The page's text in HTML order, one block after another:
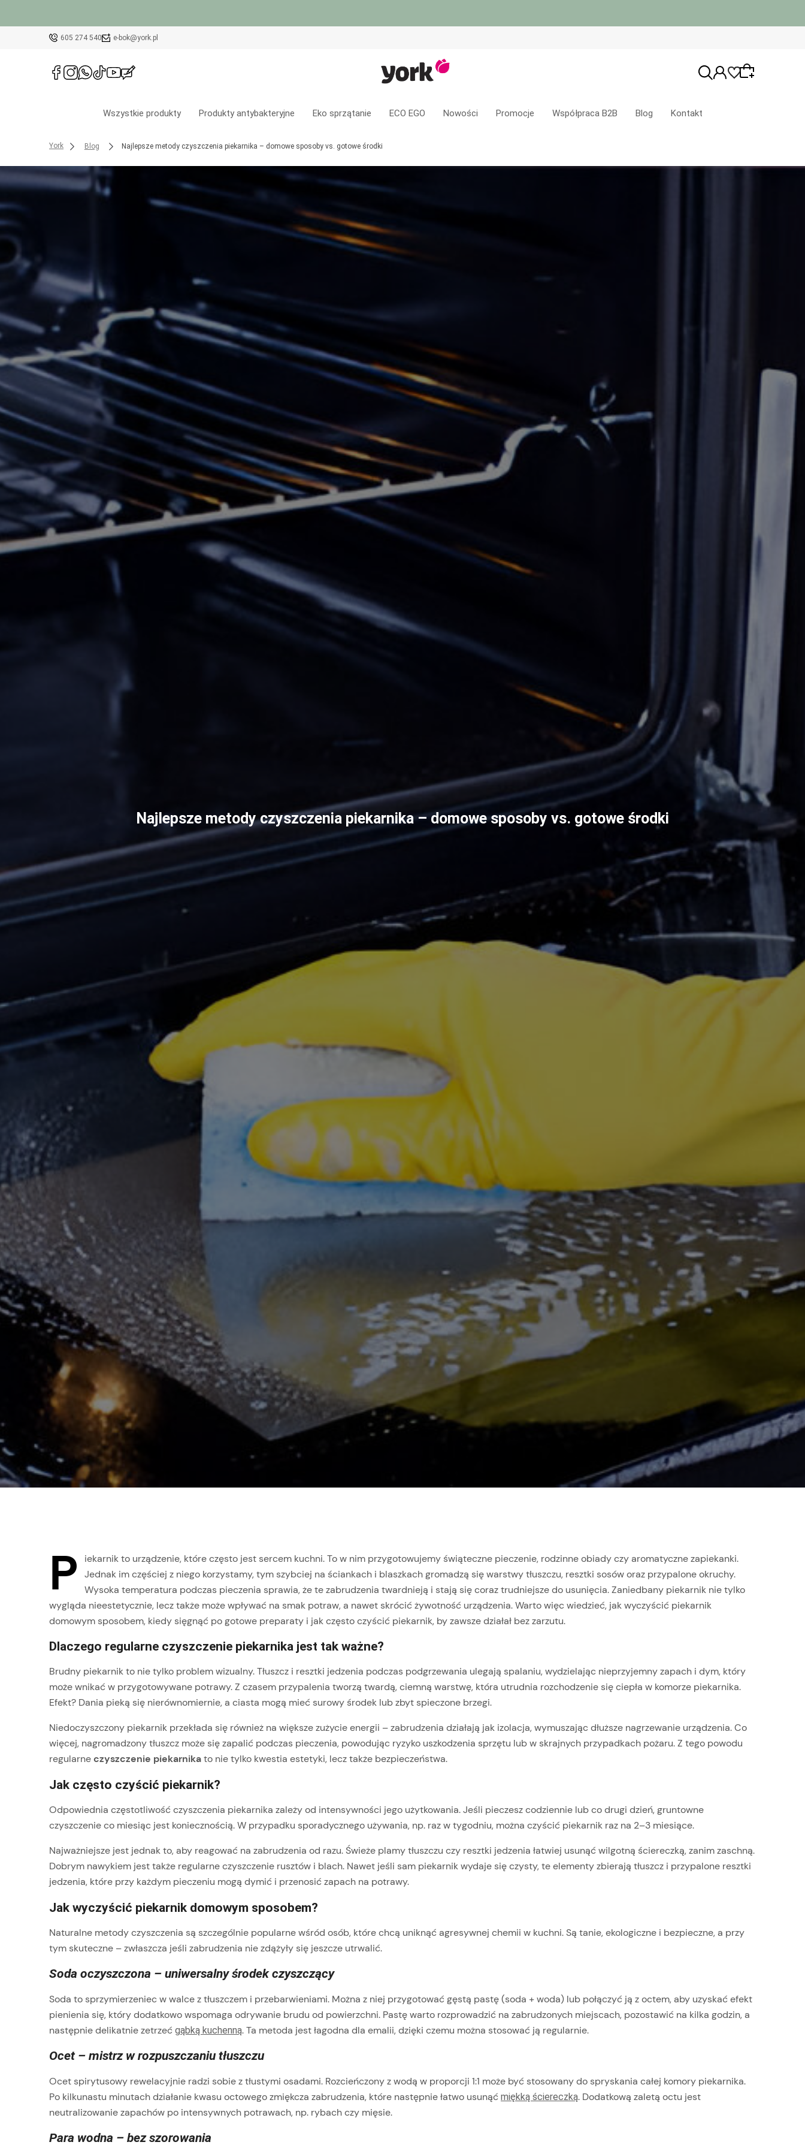
605 274 540 e-bok@york.pl
Wybierz coś dla siebie z naszej aktualnej
Wszystkie produkty Produkty antybakteryjne Eko sprzątanie ECO EGO Nowości Promocje Współpraca B2B Blog Kontakt
York Blog Najlepsze metody czyszczenia piekarnika – domowe sposoby vs. gotowe środki
Najlepsze metody czyszczenia piekarnika – domowe sposoby vs. gotowe środki
P
iekarnik to urządzenie, które często jest sercem kuchni. To w nim przygotowujemy świąteczne pieczenie, rodzinne obiady czy aromatyczne zapiekanki.
Jednak im częściej z niego korzystamy, tym szybciej na ściankach i blaszkach gromadzą się warstwy tłuszczu, resztki sosów oraz przypalone okruchy.
Wysoka temperatura podczas pieczenia sprawia, że te zabrudzenia twardnieją i stają się coraz trudniejsze do usunięcia. Zaniedbany piekarnik nie tylko
wygląda nieestetycznie, lecz także może wpływać na smak potraw, a nawet skrócić żywotność urządzenia. Warto więc wiedzieć, jak wyczyścić piekarnik
domowym sposobem, kiedy sięgnąć po gotowe preparaty i jak często czyścić piekarnik, by zawsze działał bez zarzutu.
Dlaczego regularne czyszczenie piekarnika jest tak ważne?
Brudny piekarnik to nie tylko problem wizualny. Tłuszcz i resztki jedzenia podczas podgrzewania ulegają spalaniu, wydzielając nieprzyjemny zapach i dym, który
może wnikać w przygotowywane potrawy. Z czasem przypalenia tworzą twardą, ciemną warstwę, która utrudnia rozchodzenie się ciepła w komorze piekarnika.
Efekt? Dania pieką się nierównomiernie, a ciasta mogą mieć surowy środek lub zbyt spieczone brzegi.
Niedoczyszczony piekarnik przekłada się również na większe zużycie energii – zabrudzenia działają jak izolacja, wymuszając dłuższe nagrzewanie urządzenia. Co
więcej, nagromadzony tłuszcz może się zapalić podczas pieczenia, powodując ryzyko uszkodzenia sprzętu lub w skrajnych przypadkach pożaru. Z tego powodu
regularneczyszczenie piekarnikato nie tylko kwestia estetyki, lecz także bezpieczeństwa.
Jak często czyścić piekarnik?
Odpowiednia częstotliwość czyszczenia piekarnika zależy od intensywności jego użytkowania. Jeśli pieczesz codziennie lub co drugi dzień, gruntowne
czyszczenie co miesiąc jest koniecznością. W przypadku sporadycznego używania, np. raz w tygodniu, można czyścić piekarnik raz na 2–3 miesiące.
Najważniejsze jest jednak to, aby reagować na zabrudzenia od razu. Świeże plamy tłuszczu czy resztki jedzenia łatwiej usunąć wilgotną ściereczką, zanim zaschną.
Dobrym nawykiem jest także regularne czyszczenie rusztów i blach. Nawet jeśli sam piekarnik wydaje się czysty, te elementy zbierają tłuszcz i przypalone resztki
jedzenia, które przy każdym pieczeniu mogą dymić i przenosić zapach na potrawy.
Jak wyczyścić piekarnik domowym sposobem?
Naturalne metody czyszczenia są szczególnie popularne wśród osób, które chcą uniknąć agresywnej chemii w kuchni. Są tanie, ekologiczne i bezpieczne, a przy
tym skuteczne – zwłaszcza jeśli zabrudzenia nie zdążyły się jeszcze utrwalić.
Soda oczyszczona – uniwersalny środek czyszczący
Soda to sprzymierzeniec w walce z tłuszczem i przebarwieniami. Można z niej przygotować gęstą pastę (soda + woda) lub połączyć ją z octem, aby uzyskać efekt
pienienia się, który dodatkowo wspomaga odrywanie brudu od powierzchni. Pastę warto rozprowadzić na zabrudzonych miejscach, pozostawić na kilka godzin, a
następnie delikatnie zetrzeć gąbką kuchenną. Ta metoda jest łagodna dla emalii, dzięki czemu można stosować ją regularnie.
Ocet – mistrz w rozpuszczaniu tłuszczu
Ocet spirytusowy rewelacyjnie radzi sobie z tłustymi osadami. Rozcieńczony z wodą w proporcji 1:1 może być stosowany do spryskania całej komory piekarnika.
Po kilkunastu minutach działanie kwasu octowego zmiękcza zabrudzenia, które następnie łatwo usunąć miękką ściereczką. Dodatkową zaletą octu jest
neutralizowanie zapachów po intensywnych potrawach, np. rybach czy mięsie.
Para wodna – bez szorowania